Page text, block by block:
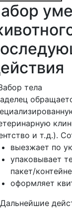
тела
и т. д.).
выезжает по
упаковывает
пакет/
оформляет